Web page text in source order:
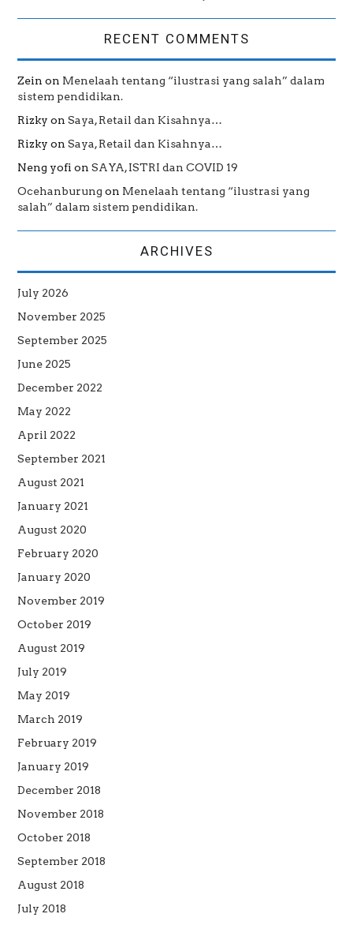
RECENT COMMENTS
Zein on Menelaah tentang “ilustrasi yang salah” dalam
sistem pendidikan.
Rizky onSaya, Retail dan Kisahnya…
Rizky onSaya, Retail dan Kisahnya…
Neng yofi onSAYA, ISTRI dan COVID 19
Ocehanburung on Menelaah tentang “ilustrasi yang
salah” dalam sistem pendidikan.
ARCHIVES
July 2026
November 2025
September 2025
June 2025
December 2022
May 2022
April 2022
September 2021
August 2021
January 2021
August 2020
February 2020
January 2020
November 2019
October 2019
August 2019
July 2019
May 2019
March 2019
February 2019
January 2019
December 2018
November 2018
October 2018
September 2018
August 2018
July 2018